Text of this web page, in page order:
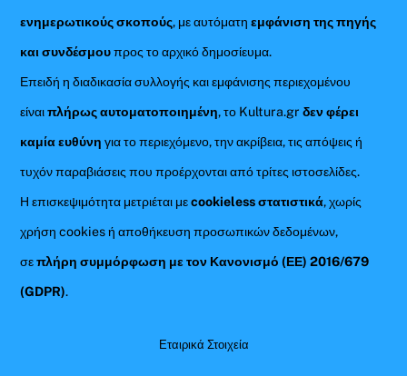
ενημερωτικούς σκοπούς, με αυτόματηεμφάνιση της πηγής
και συνδέσμουπρος το αρχικό δημοσίευμα.
Επειδή η διαδικασία συλλογής και εμφάνισης περιεχομένου
είναιπλήρως αυτοματοποιημένη, το Kultura.grδεν φέρει
καμία ευθύνη για το περιεχόμενο, την ακρίβεια, τις απόψεις ή
τυχόν παραβιάσεις που προέρχονται από τρίτες ιστοσελίδες.
Η επισκεψιμότητα μετριέται μεcookieless στατιστικά, χωρίς
χρήση cookies ή αποθήκευση προσωπικών δεδομένων,
σεπλήρη συμμόρφωση με τον Κανονισμό (ΕΕ) 2016/679
(GDPR).
Εταιρικά Στοιχεία